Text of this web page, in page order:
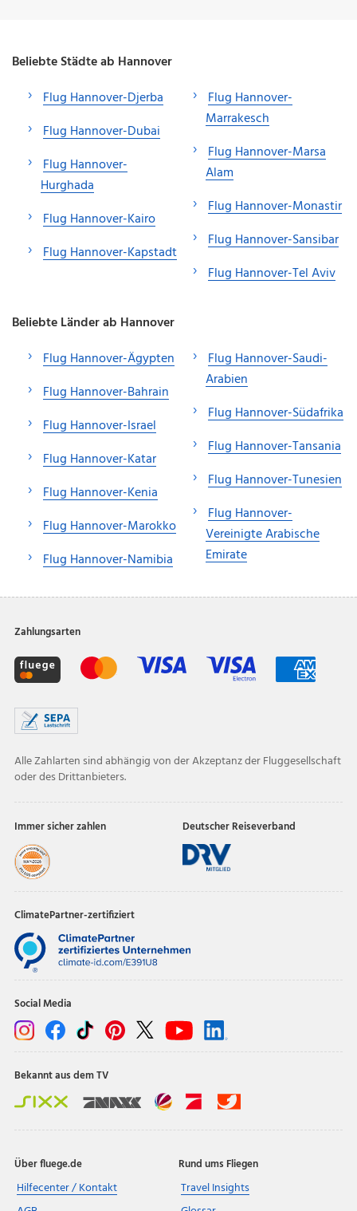
Beliebte Städte ab Hannover
Flug Hannover-Djerba
Flug Hannover-Dubai
Flug Hannover-
Hurghada
Flug Hannover-Kairo
Flug Hannover-Kapstadt
Flug Hannover-
Marrakesch
Flug Hannover-Marsa
Alam
Flug Hannover-Monastir
Flug Hannover-Sansibar
Flug Hannover-Tel Aviv
Beliebte Länder ab Hannover
Flug Hannover-Ägypten
Flug Hannover-Bahrain
Flug Hannover-Israel
Flug Hannover-Katar
Flug Hannover-Kenia
Flug Hannover-Marokko
Flug Hannover-Namibia
Flug Hannover-Saudi-
Arabien
Flug Hannover-Südafrika
Flug Hannover-Tansania
Flug Hannover-Tunesien
Flug Hannover-
Vereinigte Arabische
Emirate